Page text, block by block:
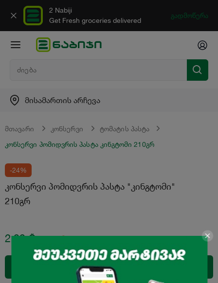
2 Nabiji
Get Fresh groceries delivered
გადმოწერა
მისამართის არჩევა
მთავარი კონსერვი
ტომატის პასტა
კონსერვი პომიდვრის პასტა კინგტომი 210გრ
-24%
კონსერვი პომიდვრის პასტა "კინგტომი"
210გრ
2.99 ₾ 3.95 ₾
დამატება